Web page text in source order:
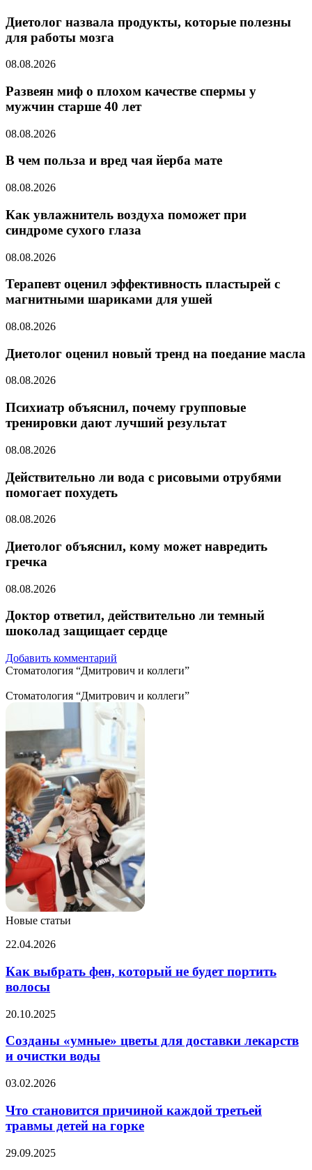
Диетолог назвала продукты, которые полезны
для работы мозга
08.08.2026
Развеян миф о плохом качестве спермы у
мужчин старше 40 лет
08.08.2026
В чем польза и вред чая йерба мате
08.08.2026
Как увлажнитель воздуха поможет при
синдроме сухого глаза
08.08.2026
Терапевт оценил эффективность пластырей с
магнитными шариками для ушей
08.08.2026
Диетолог оценил новый тренд на поедание масла
08.08.2026
Психиатр объяснил, почему групповые
тренировки дают лучший результат
08.08.2026
Действительно ли вода с рисовыми отрубями
помогает похудеть
08.08.2026
Диетолог объяснил, кому может навредить
гречка
08.08.2026
Доктор ответил, действительно ли темный
шоколад защищает сердце
Добавить комментарий
Стоматология “Дмитрович и коллеги”
Стоматология “Дмитрович и коллеги”
Новые статьи
Как
фен,
который
не
портить
22.04.2026
Как выбрать фен, который не будет портить
волосы
Созданы
цветы
доставки
и
воды
20.10.2025
Созданы «умные» цветы для доставки лекарств
и очистки воды
Что
причиной
каждой
третьей
детей
03.02.2026
Что становится причиной каждой третьей
травмы детей на горке
В
29.09.2025